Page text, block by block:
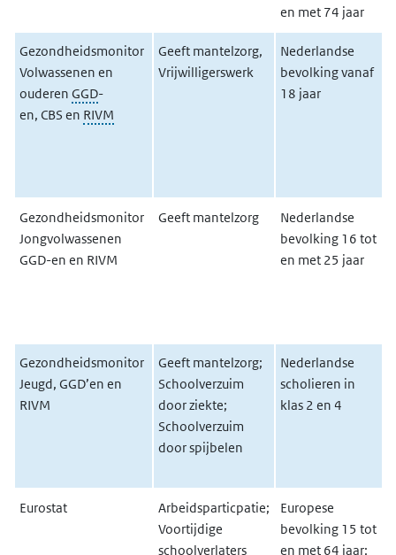
en met 74 jaar
Gezondheidsmonitor
Volwassenen en
ouderen GGD-
en, CBS en RIVM
Geeft mantelzorg,
Vrijwilligerswerk
Nederlandse
bevolking vanaf
18 jaar
Gezondheidsmonitor
Jongvolwassenen
GGD-en en RIVM
Geeft mantelzorg
Nederlandse
bevolking 16 tot
en met 25 jaar
Gezondheidsmonitor
Jeugd, GGD’en en
RIVM
Geeft mantelzorg;
Schoolverzuim
door ziekte;
Schoolverzuim
door spijbelen
Nederlandse
scholieren in
klas 2 en 4
Eurostat
Arbeidsparticpatie;
Voortijdige
schoolverlaters
Europese
bevolking 15 tot
en met 64 jaar;